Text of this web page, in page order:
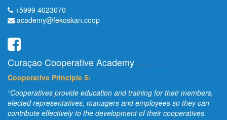
+5999 4623670
academy@fekoskan.coop
Curaçao Cooperative Academy - About us
Cooperative Principle 5:
“Cooperatives provide education and training for their members,
elected representatives, managers and employees so they can
contribute effectively to the development of their cooperatives.